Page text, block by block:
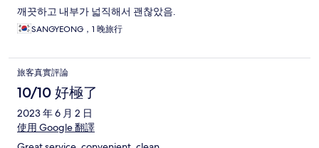
깨끗하고 내부가 넓직해서 괜찮았음.
SANGYEONG，1 晚旅行
旅客真實評論
10/10 好極了
2023 年 6 月 2 日
使用 Google 翻譯